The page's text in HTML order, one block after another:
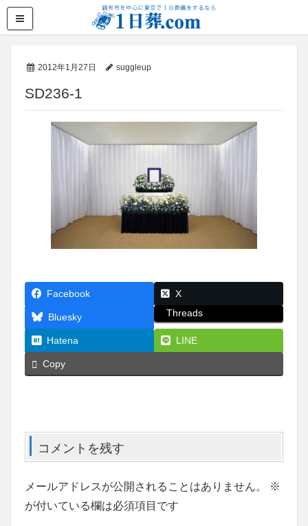
2012年1月27日 suggleup
SD236-1
Facebook X
Bluesky Threads
Hatena LINE
Copy
コメントを残す
メールアドレスが公開されることはありません。
※
が付いている欄は必須項目です